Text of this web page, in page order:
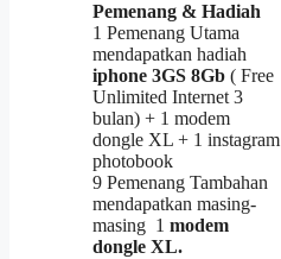
Pemenang & Hadiah
1 Pemenang Utama
mendapatkan hadiah
iphone 3GS 8Gb ( Free
Unlimited Internet 3
bulan) + 1 modem
dongle XL + 1 instagram
photobook
9 Pemenang Tambahan
mendapatkan masing-
masing 1 modem
dongle XL.